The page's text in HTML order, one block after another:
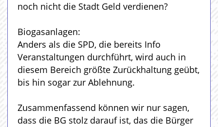
noch nicht die Stadt Geld verdienen?
Biogasanlagen:
Anders als die SPD, die bereits Info
Veranstaltungen durchführt, wird auch in
diesem Bereich größte Zurückhaltung geübt,
bis hin sogar zur Ablehnung.
Zusammenfassend können wir nur sagen,
dass die BG stolz darauf ist, das die Bürger